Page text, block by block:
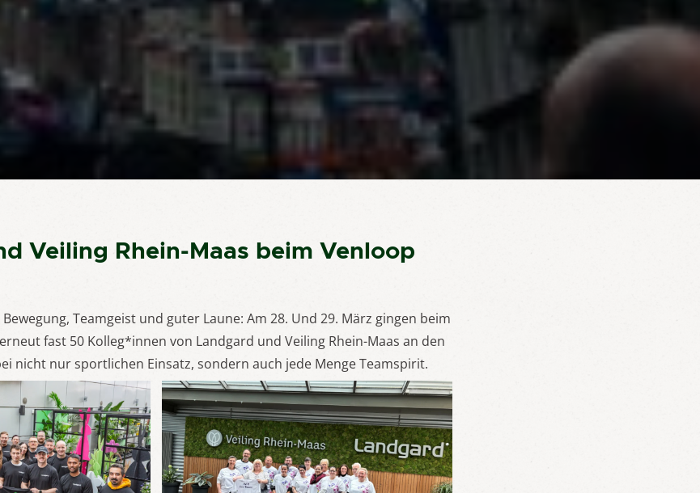
Veiling Rhein-Maas beim Venloop
Teamgeist und guter Laune: Am 28. Und 29. März gingen beim
fast 50 Kolleg*innen von Landgard und Veiling Rhein-Maas an den
nicht nur sportlichen Einsatz, sondern auch jede Menge Teamspirit.